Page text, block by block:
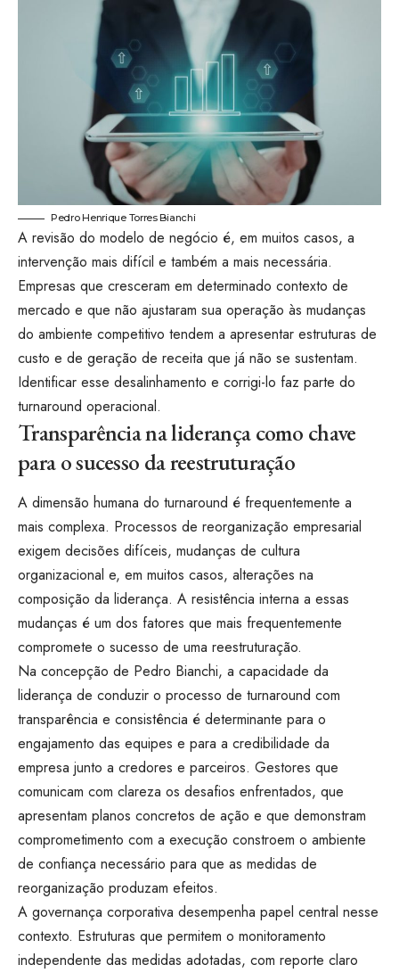
Pedro Henrique Torres Bianchi
A revisão do modelo de negócio é, em muitos casos, a
intervenção mais difícil e também a mais necessária.
Empresas que cresceram em determinado contexto de
mercado e que não ajustaram sua operação às mudanças
do ambiente competitivo tendem a apresentar estruturas de
custo e de geração de receita que já não se sustentam.
Identificar esse desalinhamento e corrigi-lo faz parte do
turnaround operacional.
Transparência na liderança como chave
para o sucesso da reestruturação
A dimensão humana do turnaround é frequentemente a
mais complexa. Processos de reorganização empresarial
exigem decisões difíceis, mudanças de cultura
organizacional e, em muitos casos, alterações na
composição da liderança. A resistência interna a essas
mudanças é um dos fatores que mais frequentemente
compromete o sucesso de uma reestruturação.
Na concepção de Pedro Bianchi, a capacidade da
liderança de conduzir o processo de turnaround com
transparência e consistência é determinante para o
engajamento das equipes e para a credibilidade da
empresa junto a credores e parceiros. Gestores que
comunicam com clareza os desafios enfrentados, que
apresentam planos concretos de ação e que demonstram
comprometimento com a execução constroem o ambiente
de confiança necessário para que as medidas de
reorganização produzam efeitos.
A governança corporativa desempenha papel central nesse
contexto. Estruturas que permitem o monitoramento
independente das medidas adotadas, com reporte claro